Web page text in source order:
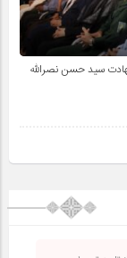
سید حسن نصرالله